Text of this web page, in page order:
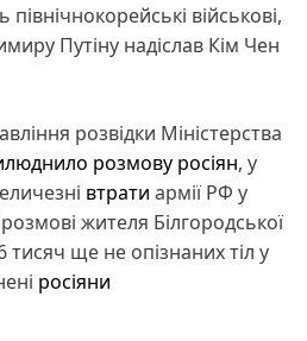
військові,
Путіну надіслав Кім Чен
розвідки Міністерства
розмову росіян, у
втрати армії РФ у
жителя Білгородської
тисяч ще не опізнаних тіл у
росіяни